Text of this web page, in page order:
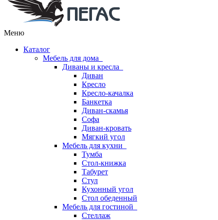
Меню
Каталог
Мебель для дома
Диваны и кресла
Диван
Кресло
Кресло-качалка
Банкетка
Диван-скамья
Софа
Диван-кровать
Мягкий угол
Мебель для кухни
Тумба
Стол-книжка
Табурет
Стул
Кухонный угол
Стол обеденный
Мебель для гостиной
Стеллаж